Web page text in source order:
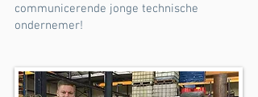
communicerende jonge technische
ondernemer!